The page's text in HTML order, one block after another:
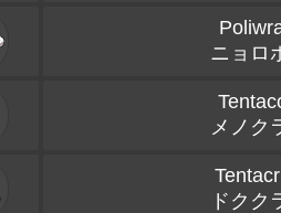
ニョロ
メノク
ドクク